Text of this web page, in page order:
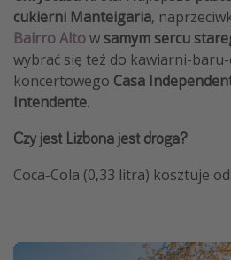
cukierni Manteigaria,
Bairro Altow samym sercu
wybrać się też do kawiarni-
koncertowego Casa
Intendente.
Czy jest Lizbona jest droga?
Coca-Cola (0,33 litra) kosztuje